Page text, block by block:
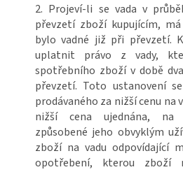
2. Projeví-li se vada v
převzetí zboží kupujícím,
bylo vadné již při převzetí.
uplatnit právo z vady,
spotřebního zboží v době
převzetí. Toto ustanovení
prodávaného za nižší cenu na
nižší cena ujednána, na
způsobené jeho obvyklým
zboží na vadu odpovídající
opotřebení, kterou zboží